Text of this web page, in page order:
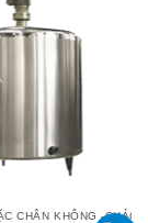
CHÂN KHÔNG -CHẢO